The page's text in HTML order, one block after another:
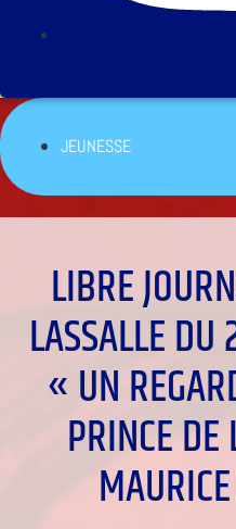
JEUNESSE
LIBRE
LASSALLE
« UN
PRINCE DE